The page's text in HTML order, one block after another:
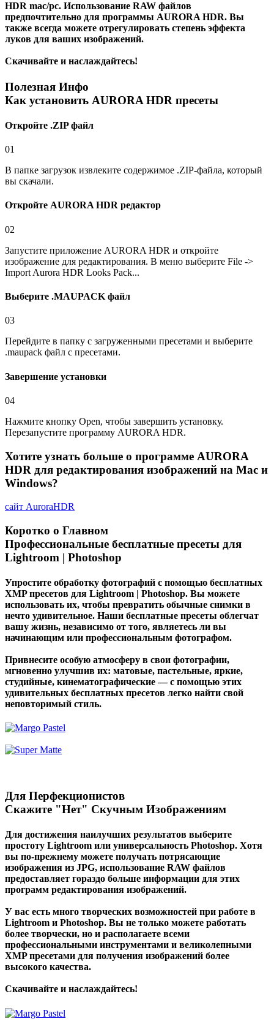
HDR mac/pc. Использование RAW файлов
предпочтительно для программы AURORA HDR. Вы
также всегда можете отрегулировать степень эффекта
луков для ваших изображений.
Скачивайте и наслаждайтесь!
Полезная Инфо
Как установить AURORA HDR пресеты
Откройте .ZIP файл
01
В папке загрузок извлеките содержимое .ZIP-файла, который
вы скачали.
Откройте AURORA HDR редактор
02
Запустите приложение AURORA HDR и откройте
изображение для редактирования. В меню выберите File ->
Import Aurora HDR Looks Pack...
Выберите .MAUPACK файл
03
Перейдите в папку с загруженными пресетами и выберите
.maupack файл с пресетами.
Завершение установки
04
Нажмите кнопку Open, чтобы завершить установку.
Перезапустите программу AURORA HDR.
Хотите узнать больше о программе AURORA
HDR для редактирования изображений на Mac и
Windows?
сайт AuroraHDR
Коротко о Главном
Профессиональные бесплатные пресеты для
Lightroom | Photoshop
Упростите обработку фотографий с помощью бесплатных
XMP пресетов для Lightroom | Photoshop. Вы можете
использовать их, чтобы превратить обычные снимки в
нечто удивительное. Наши бесплатные пресеты облегчат
вашу жизнь, независимо от того, являетесь ли вы
начинающим или профессиональным фотографом.
Привнесите особую атмосферу в свои фотографии,
мгновенно улучшив их: матовые, пастельные, яркие,
студийные, кинематографические — с помощью этих
удивительных бесплатных пресетов легко найти свой
неповторимый стиль.
Для Перфекционистов
Скажите "Нет" Скучным Изображениям
Для достижения наилучших результатов выберите
простоту Lightroom или универсальность Photoshop. Хотя
вы по-прежнему можете получать потрясающие
изображения из JPG, использование RAW файлов
предоставляет гораздо больше информации для этих
программ редактирования изображений.
У вас есть много творческих возможностей при работе в
Lightroom и Photoshop. Вы не только можете работать
более творчески, но и располагаете всеми
профессиональными инструментами и великолепными
XMP пресетами для получения изображений более
высокого качества.
Скачивайте и наслаждайтесь!